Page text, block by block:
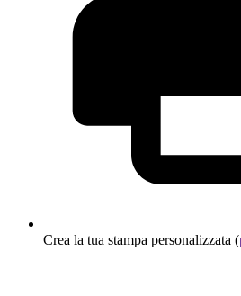
Crea la tua stampa personalizzata (